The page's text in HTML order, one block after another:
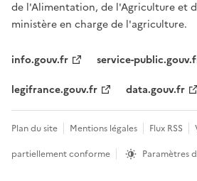
de l'Alimentation, de l'Agriculture et
ministère en charge de l'agriculture.
info.gouv.fr
service-
legifrance.gouv.fr
data.gouv.fr
Plan du site Mentions légales Flux RSS
partiellement conforme
Paramètres